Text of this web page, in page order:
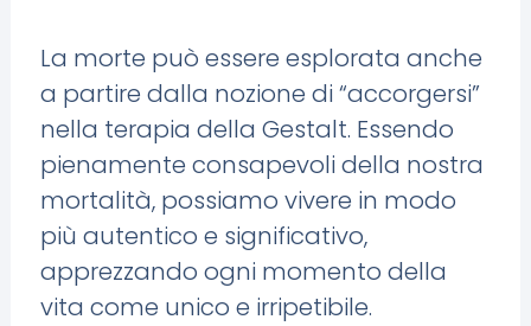
La morte può essere esplorata anche
a partire dalla nozione di “accorgersi”
nella terapia della Gestalt. Essendo
pienamente consapevoli della nostra
mortalità, possiamo vivere in modo
più autentico e significativo,
apprezzando ogni momento della
vita come unico e irripetibile.